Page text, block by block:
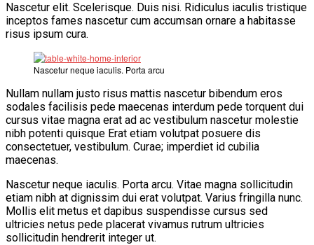
Nascetur elit. Scelerisque. Duis nisi. Ridiculus iaculis tristique
inceptos fames nascetur cum accumsan ornare a habitasse
risus ipsum cura.
Nascetur neque iaculis. Porta arcu
Nullam nullam justo risus mattis nascetur bibendum eros
sodales facilisis pede maecenas interdum pede torquent dui
cursus vitae magna erat ad ac vestibulum nascetur molestie
nibh potenti quisque Erat etiam volutpat posuere dis
consectetuer, vestibulum. Curae; imperdiet id cubilia
maecenas.
Nascetur neque iaculis. Porta arcu. Vitae magna sollicitudin
etiam nibh at dignissim dui erat volutpat. Varius fringilla nunc.
Mollis elit metus et dapibus suspendisse cursus sed
ultricies netus pede placerat vivamus rutrum ultricies
sollicitudin hendrerit integer ut.